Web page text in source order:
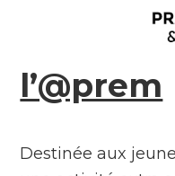
l’@prem
Destinée aux